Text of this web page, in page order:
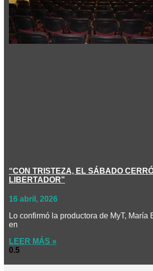
“CON TRISTEZA, EL SÁBADO
LIBERTADOR”
16 abril, 2026
Lo confirmó la productora de MyT, María
en
LEER MÁS »